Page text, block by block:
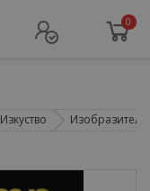
0
Изкуство